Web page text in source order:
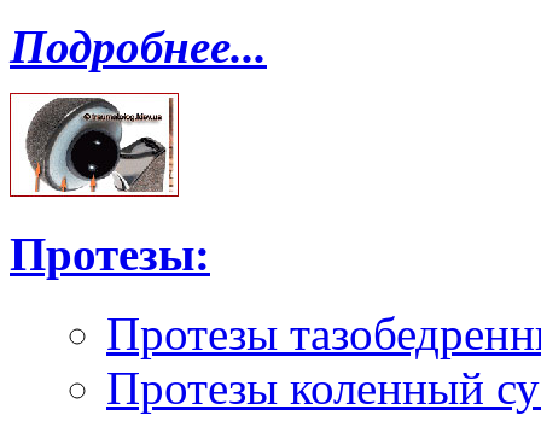
Подробнее...
Протезы:
Протезы
Протезы коленный